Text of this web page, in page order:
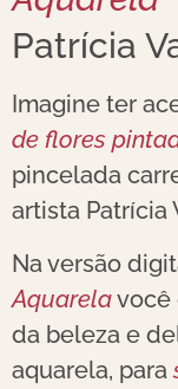
Patrícia
Imagine ter
de flores
pincelada
artista Patrícia
Na versão
Aquarelavocê
da beleza e
aquarela, para